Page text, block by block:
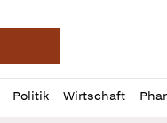
Deutsche
Politik Wirtschaft
Profil
öffnen
Daz
Pur